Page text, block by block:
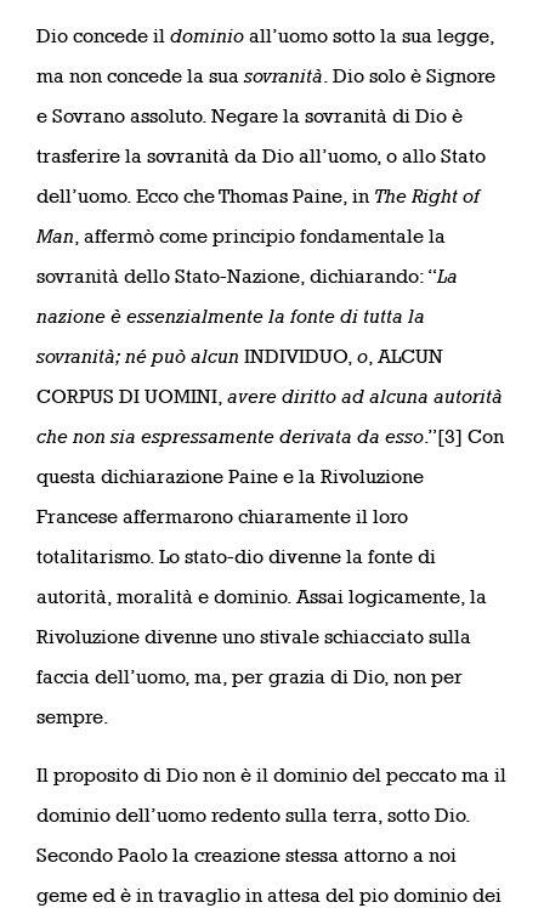
Dio concede il dominio all’uomo sotto la sua legge,
ma non concede la sua sovranità . Dio solo è Signore
e Sovrano assoluto. Negare la sovranità di Dio è
trasferire la sovranità da Dio all’uomo, o allo Stato
dell’uomo. Ecco che Thomas Paine, in The Right of
Man , affermò come principio fondamentale la
sovranità dello Stato-Nazione, dichiarando: “La
nazione è essenzialmente la fonte di tutta la
sovranità; né può alcun INDIVIDUO, o , ALCUN
CORPUS DI UOMINI, avere diritto ad alcuna autorità
che non sia espressamente derivata da esso .”[3] Con
questa dichiarazione Paine e la Rivoluzione
Francese affermarono chiaramente il loro
totalitarismo. Lo stato-dio divenne la fonte di
autorità, moralità e dominio. Assai logicamente, la
Rivoluzione divenne uno stivale schiacciato sulla
faccia dell’uomo, ma, per grazia di Dio, non per
sempre.
Il proposito di Dio non è il dominio del peccato ma il
dominio dell’uomo redento sulla terra, sotto Dio.
Secondo Paolo la creazione stessa attorno a noi
geme ed è in travaglio in attesa del pio dominio dei